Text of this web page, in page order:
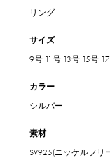
リング
サイズ
9号 11号 13号 15号
カラー
シルバー
素材
SV925(ニッケルフリ